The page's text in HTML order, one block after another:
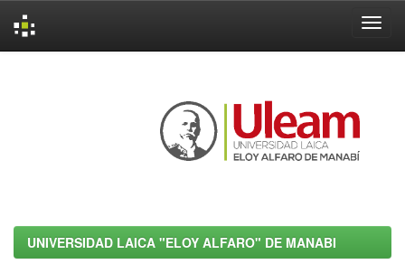
UNIVERSIDAD LAICA "ELOY ALFARO" DE MANABI